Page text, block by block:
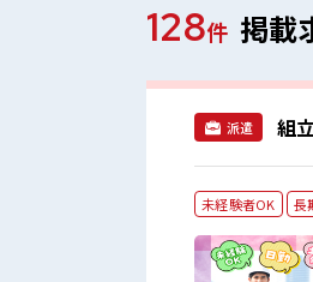
128件 掲載
派遣 組
未経験者OK 長